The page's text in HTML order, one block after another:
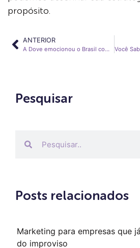
propósito.
ANTERIOR
A Dove emocionou o Brasil com um espelho? Sim!
Pesquisar
Posts relacionados
Marketing para empresas que
do improviso